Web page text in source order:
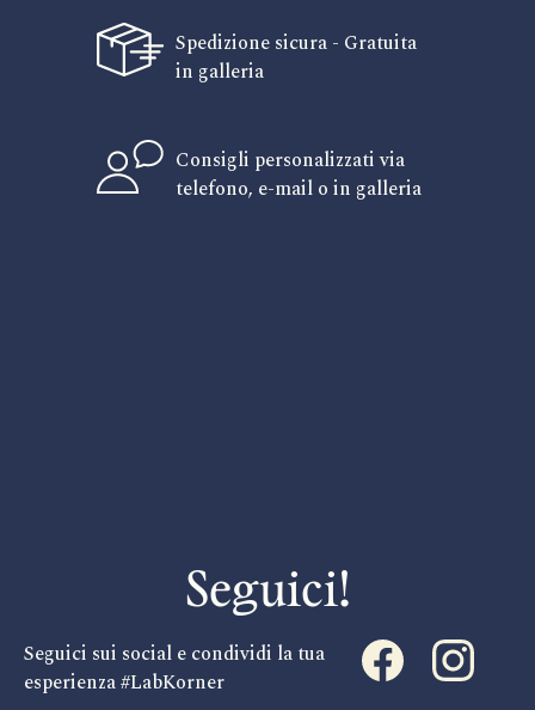
Spedizione sicura - Gratuita
in galleria
Consigli personalizzati via
telefono, e-mail o in galleria
Seguici!
Seguici sui social e condividi la tua
esperienza #LabKorner